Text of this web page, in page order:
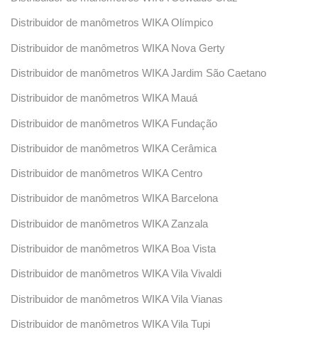
Distribuidor de manômetros WIKA Olímpico
Distribuidor de manômetros WIKA Nova Gerty
Distribuidor de manômetros WIKA Jardim São Caetano
Distribuidor de manômetros WIKA Mauá
Distribuidor de manômetros WIKA Fundação
Distribuidor de manômetros WIKA Cerâmica
Distribuidor de manômetros WIKA Centro
Distribuidor de manômetros WIKA Barcelona
Distribuidor de manômetros WIKA Zanzala
Distribuidor de manômetros WIKA Boa Vista
Distribuidor de manômetros WIKA Vila Vivaldi
Distribuidor de manômetros WIKA Vila Vianas
Distribuidor de manômetros WIKA Vila Tupi